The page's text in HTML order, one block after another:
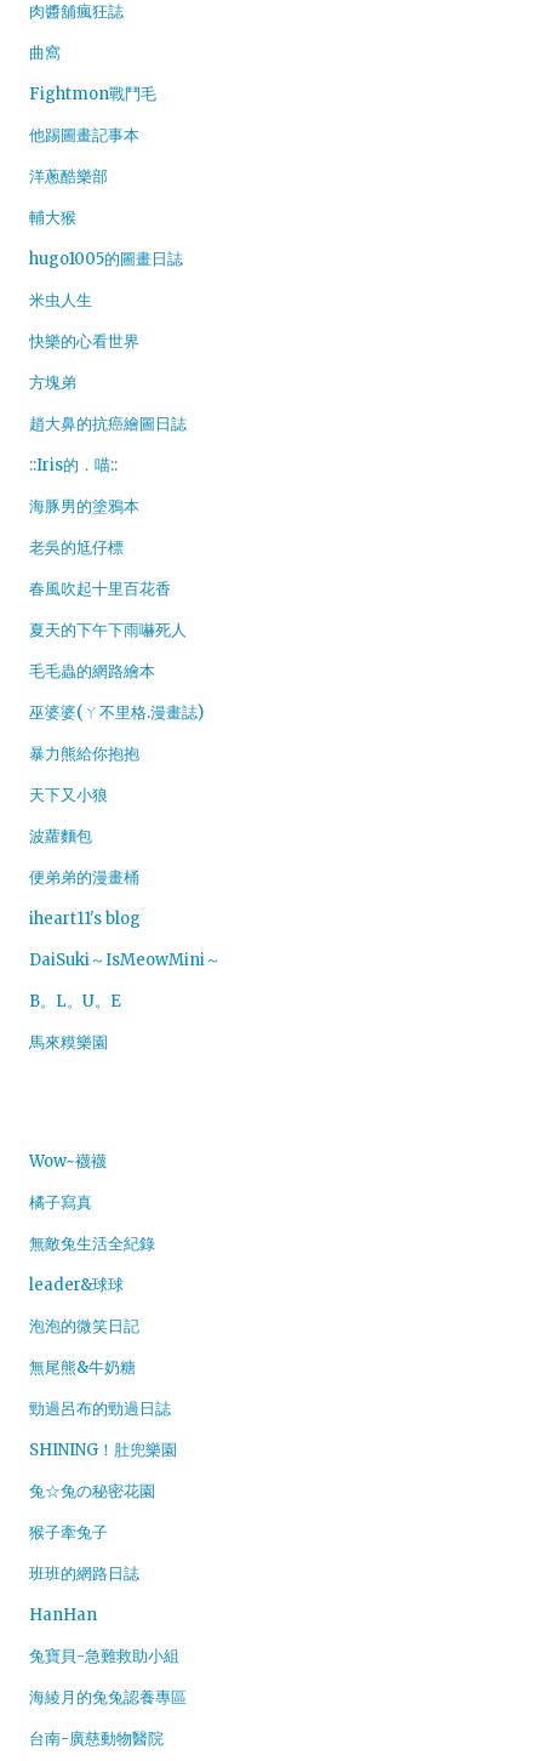
肉醬舖瘋狂誌
曲窩
Fightmon戰鬥毛
他踢圖畫記事本
洋蔥酷樂部
輔大猴
hugo1005的圖畫日誌
米虫人生
快樂的心看世界
方塊弟
趙大鼻的抗癌繪圖日誌
::Iris的．喵::
海豚男的塗鴉本
老吳的尪仔標
春風吹起十里百花香
夏天的下午下雨嚇死人
毛毛蟲的網路繪本
巫婆婆(ㄚ不里格.漫畫誌)
暴力熊給你抱抱
天下又小狼
波蘿麵包
便弟弟的漫畫桶
iheart11's blog
DaiSuki～IsMeowMini～
B。L。U。E
馬來糢樂園
Wow~襪襪
橘子寫真
無敵兔生活全紀錄
leader&球球
泡泡的微笑日記
無尾熊&牛奶糖
勁過呂布的勁過日誌
SHINING！肚兜樂園
兔☆兔の秘密花園
猴子牽兔子
班班的網路日誌
HanHan
兔寶貝-急難救助小組
海綾月的兔兔認養專區
台南-廣慈動物醫院